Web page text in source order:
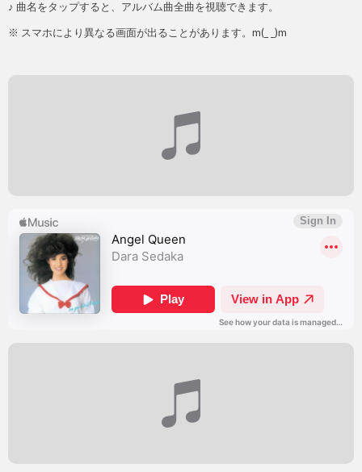
♪ 曲名をタップすると、アルバム曲全曲を視聴できます。
※ スマホにより異なる画面が出ることがあります。m(_ _)m